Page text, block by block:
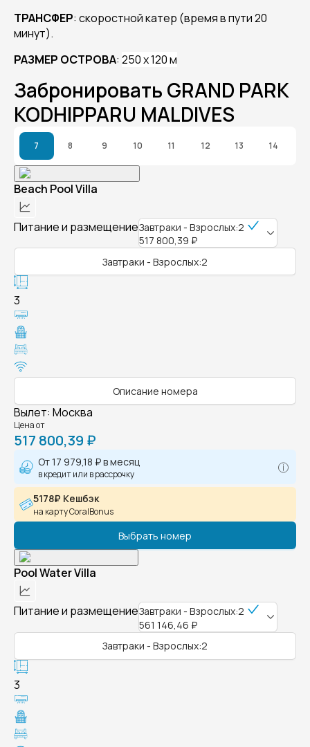
ТРАНСФЕР: скоростной катер (время в пути 20
минут).
РАЗМЕР ОСТРОВА: 250 x 120 м
Забронировать GRAND PARK
KODHIPPARU MALDIVES
7 8 9 10 11 12 13 14
Beach Pool Villa
Питание и размещениеЗавтраки - Взрослых:2
517 800,39 ₽
Завтраки - Взрослых:2
3
Описание номера
Вылет: Москва
Цена от
517 800,39 ₽
От17 979,18 ₽в месяц
в кредит или в рассрочку
5178₽ Кешбэк
на карту CoralBonus
Выбрать номер
Pool Water Villa
Питание и размещениеЗавтраки - Взрослых:2
561 146,46 ₽
Завтраки - Взрослых:2
3